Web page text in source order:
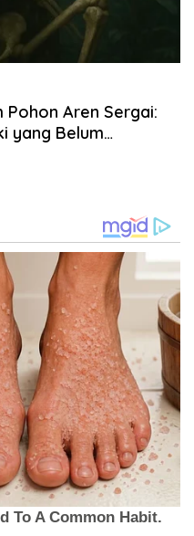
Aren Sergai:
yang Belum